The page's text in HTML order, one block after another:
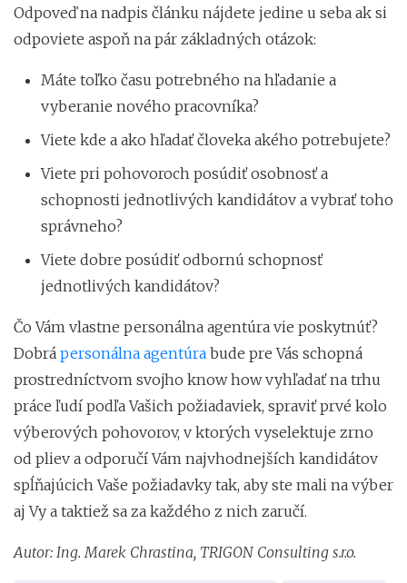
Odpoveď na nadpis článku nájdete jedine u seba ak si
odpoviete aspoň na pár základných otázok:
Máte toľko času potrebného na hľadanie a
vyberanie nového pracovníka?
Viete kde a ako hľadať človeka akého potrebujete?
Viete pri pohovoroch posúdiť osobnosť a
schopnosti jednotlivých kandidátov a vybrať toho
správneho?
Viete dobre posúdiť odbornú schopnosť
jednotlivých kandidátov?
Čo Vám vlastne personálna agentúra vie poskytnúť?
Dobrá personálna agentúra bude pre Vás schopná
prostredníctvom svojho know how vyhľadať na trhu
práce ľudí podľa Vašich požiadaviek, spraviť prvé kolo
výberových pohovorov, v ktorých vyselektuje zrno
od pliev a odporučí Vám najvhodnejších kandidátov
spĺňajúcich Vaše požiadavky tak, aby ste mali na výber
aj Vy a taktiež sa za každého z nich zaručí.
Autor: Ing. Marek Chrastina, TRIGON Consulting s.r.o.